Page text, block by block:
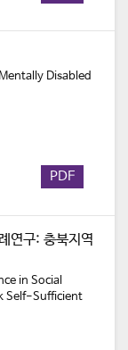
Disabled
PDF
연구: 충북지역
in Social
Self-Sufficient